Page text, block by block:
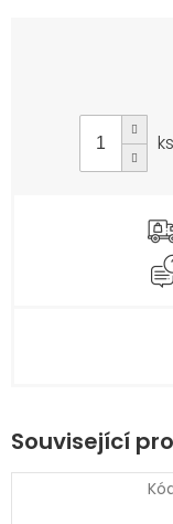
ks
Související